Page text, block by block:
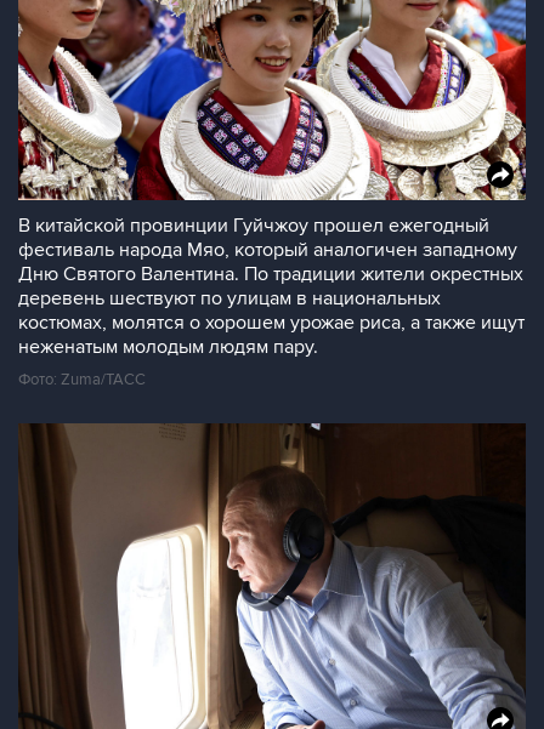
В китайской провинции Гуйчжоу прошел ежегодный
фестиваль народа Мяо, который аналогичен западному
Дню Святого Валентина. По традиции жители окрестных
деревень шествуют по улицам в национальных
костюмах, молятся о хорошем урожае риса, а также ищут
неженатым молодым людям пару.
Фото: Zuma/ТАСС